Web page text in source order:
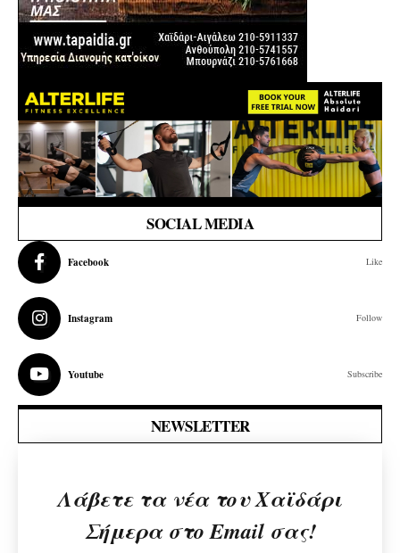
SOCIAL MEDIA
Facebook Like
Instagram Follow
Youtube Subscribe
NEWSLETTER
Λάβετε τα νέα του Χαϊδάρι
Σήμερα στο Email σας!